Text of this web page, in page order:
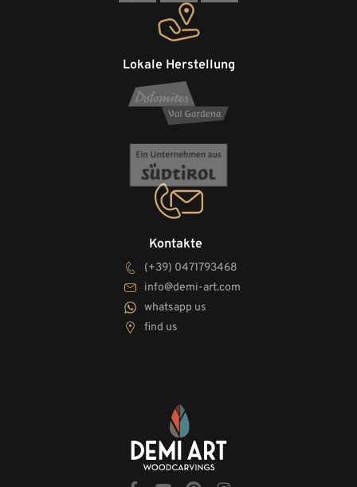
Kontakte
(+39) 0471793468
info@demi-art.com
whatsapp us
find us
Lokale Herstellung